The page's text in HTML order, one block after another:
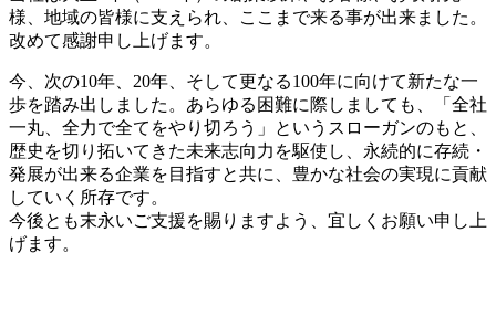
様、地域の皆様に支えられ、ここまで来る事が出来ました。
改めて感謝申し上げます。
今、次の10年、20年、そして更なる100年に向けて新たな一
歩を踏み出しました。あらゆる困難に際しましても、「全社
一丸、全力で全てをやり切ろう」というスローガンのもと、
歴史を切り拓いてきた未来志向力を駆使し、永続的に存続・
発展が出来る企業を目指すと共に、豊かな社会の実現に貢献
していく所存です。
今後とも末永いご支援を賜りますよう、宜しくお願い申し上
げます。